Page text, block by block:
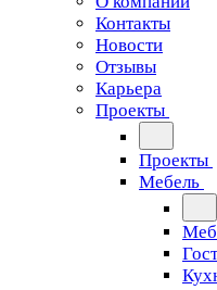
Контакты
Новости
Отзывы
Карьера
Проекты
Проекты
Мебель